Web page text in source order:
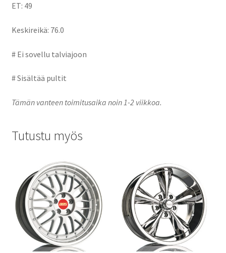
ET: 49
Keskireikä: 76.0
# Ei sovellu talviajoon
# Sisältää pultit
Tämän vanteen toimitusaika noin 1-2 viikkoa.
Tutustu myös